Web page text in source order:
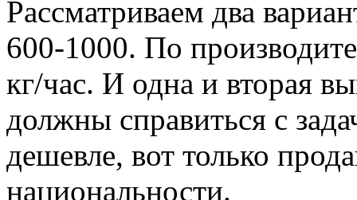
Рассматриваем два
600-1000. По
кг/час. И одна и вторая
должны справиться с
дешевле, вот только
национальности.